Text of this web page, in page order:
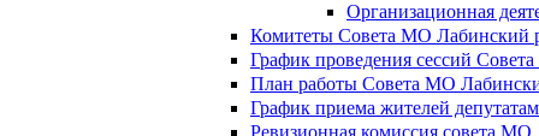
Организационная
Комитеты Совета МО Лабинский
График проведения сессий
План работы Совета МО
График приема жителей
Ревизионная комиссия совета МО